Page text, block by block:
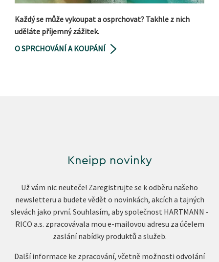
Každý se může vykoupat a osprchovat? Takhle z nich
uděláte příjemný zážitek.
O SPRCHOVÁNÍ A KOUPÁNÍ
Kneipp novinky
Už vám nic neuteče! Zaregistrujte se k odběru našeho
newsletteru a budete vědět o novinkách, akcích a tajných
slevách jako první. Souhlasím, aby společnost HARTMANN -
RICO a.s. zpracovávala mou e-mailovou adresu za účelem
zaslání nabídky produktů a služeb.
Další informace ke zpracování, včetně možnosti odvolání